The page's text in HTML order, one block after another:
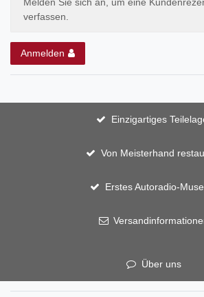
Melden Sie sich an, um eine
verfassen.
Anmelden
Einzigartiges
Von Meisterhand
Erstes Autoradio-
Über uns